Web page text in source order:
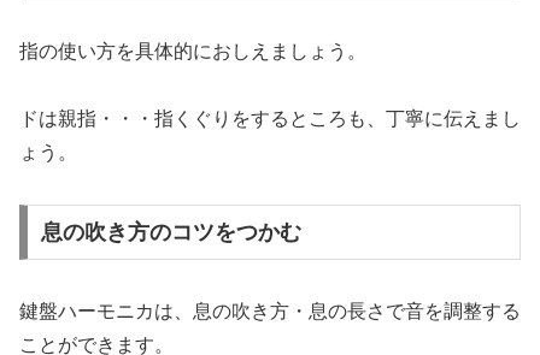
指の使い方を具体的におしえましょう。
ドは親指・・・指くぐりをするところも、丁寧に伝えまし
ょう。
息の吹き方のコツをつかむ
鍵盤ハーモニカは、息の吹き方・息の長さで音を調整する
ことができます。